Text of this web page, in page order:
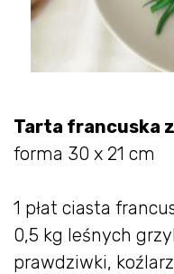
Tarta francuska
forma 30 x 21 cm
1 płat ciasta
0,5 kg leśnych
prawdziwki,